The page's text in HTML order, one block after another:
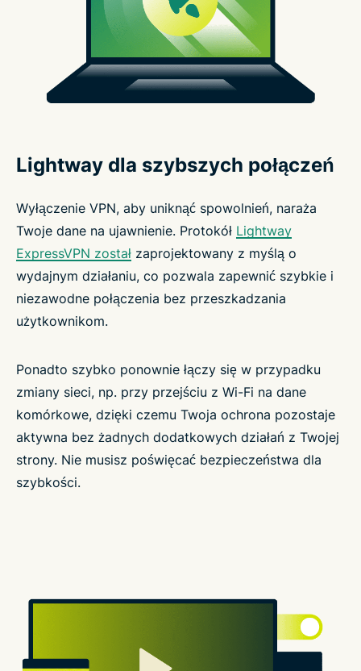
Lightway dla szybszych połączeń
Wyłączenie VPN, aby uniknąć spowolnień, naraża
Twoje dane na ujawnienie. Protokół Lightway
ExpressVPN został zaprojektowany z myślą o
wydajnym działaniu, co pozwala zapewnić szybkie i
niezawodne połączenia bez przeszkadzania
użytkownikom.
Ponadto szybko ponownie łączy się w przypadku
zmiany sieci, np. przy przejściu z Wi-Fi na dane
komórkowe, dzięki czemu Twoja ochrona pozostaje
aktywna bez żadnych dodatkowych działań z Twojej
strony. Nie musisz poświęcać bezpieczeństwa dla
szybkości.